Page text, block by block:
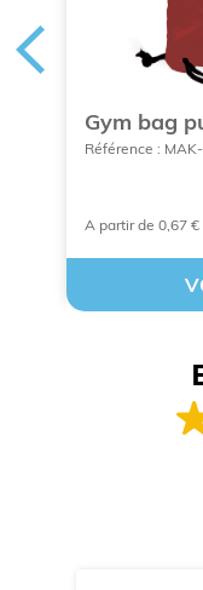
Gym bag
Référence :
A partir de 0,67 €